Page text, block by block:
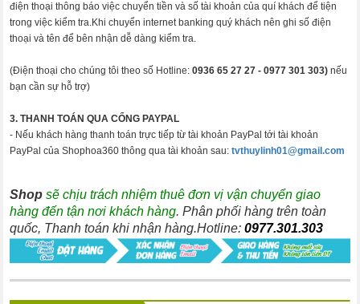
điện thoại thông báo việc chuyển tiền và số tài khoản của quí khách để tiện
trong việc kiểm tra.Khi chuyển internet banking quý khách nên ghi số điện
thoại và tên để bên nhận dễ dàng kiểm tra.
(Điện thoại cho chúng tôi theo số Hotline:0936 65 27 27 -0977 301 303) nếu
bạn cần sự hỗ trợ)
3. THANH TOÁN QUA CỔNG PAYPAL
- Nếu khách hàng thanh toán trực tiếp từ tài khoản PayPal tới tài khoản
PayPal của Shophoa360 thông qua tài khoản sau:tvthuylinh01@gmail.com
Shop sẽ chịu trách nhiệm thuê đơn vị vận chuyển giao
hàng đến tận nơi khách hàng. Phân phối hàng trên toàn
quốc, Thanh toán khi nhận hàng.Hotline:0977.301.303